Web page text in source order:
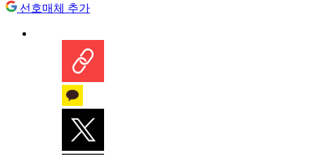
선호매체 추가